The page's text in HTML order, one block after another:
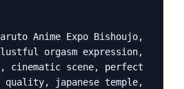
Anime Expo Bishoujo,
orgasm expression,
cinematic scene, perfect
quality, japanese temple,